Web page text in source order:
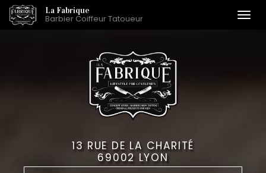
Aller
au
La Fabrique
Barbier Coiffeur Tatoueur
13 RUE DE LA CHARITÉ
69002 LYON